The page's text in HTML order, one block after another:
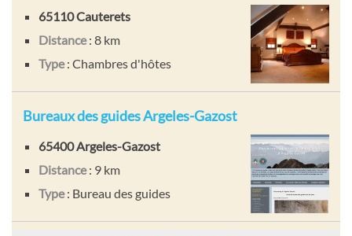
65110 Cauterets
Distance: 8 km
Type: Chambres d'hôtes
Bureaux des guides Argeles-Gazost
65400 Argeles-Gazost
Distance: 9 km
Type: Bureau des guides